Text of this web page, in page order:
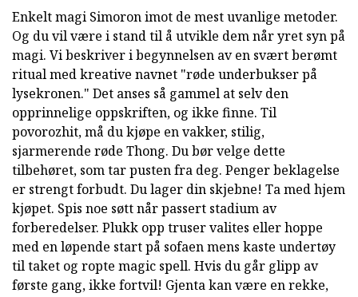
Enkelt magi Simoron imot de mest uvanlige metoder.
Og du vil være i stand til å utvikle dem når yret syn på
magi. Vi beskriver i begynnelsen av en svært berømt
ritual med kreative navnet "røde underbukser på
lysekronen." Det anses så gammel at selv den
opprinnelige oppskriften, og ikke finne. Til
povorozhit, må du kjøpe en vakker, stilig,
sjarmerende røde Thong. Du bør velge dette
tilbehøret, som tar pusten fra deg. Penger beklagelse
er strengt forbudt. Du lager din skjebne! Ta med hjem
kjøpet. Spis noe søtt når passert stadium av
forberedelser. Plukk opp truser valites eller hoppe
med en løpende start på sofaen mens kaste undertøy
til taket og ropte magic spell. Hvis du går glipp av
første gang, ikke fortvil! Gjenta kan være en rekke,